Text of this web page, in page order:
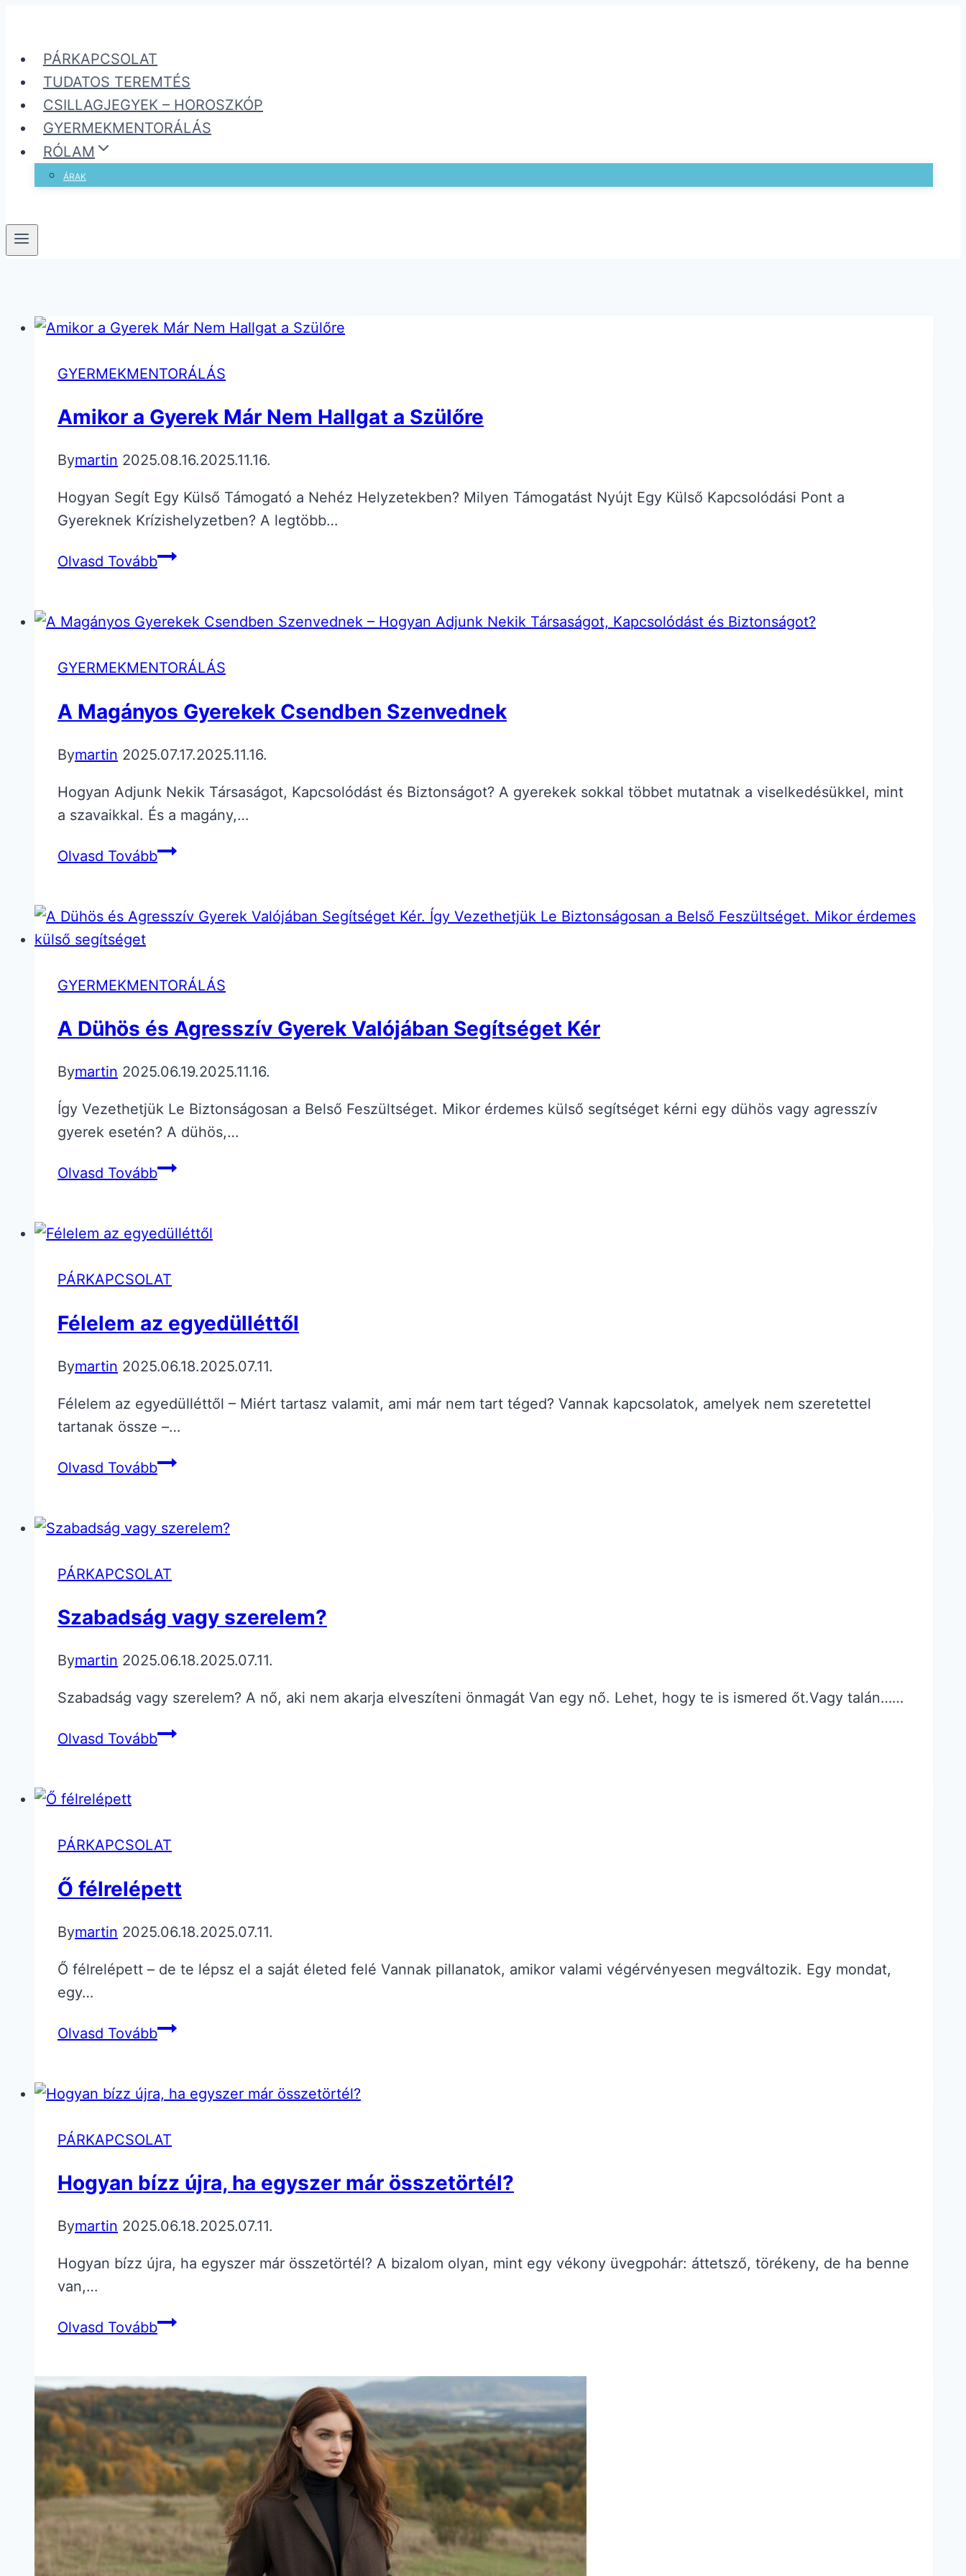
contentPÁRKAPCSOLAT
TUDATOS TEREMTÉS
CSILLAGJEGYEK – HOROSZKÓP
GYERMEKMENTORÁLÁS
RÓLAM
ÁRAK
GYERMEKMENTORÁLÁS
Amikor a Gyerek Már Nem Hallgat a Szülőre
Bymartin 2025.08.16.2025.11.16.
Hogyan Segít Egy Külső Támogató a Nehéz Helyzetekben? Milyen Támogatást Nyújt Egy Külső Kapcsolódási Pont a
Gyereknek Krízishelyzetben? A legtöbb…
Olvasd TovábbAmikor
Már
Hallgat
Szülőre
GYERMEKMENTORÁLÁS
A Magányos Gyerekek Csendben Szenvednek
Bymartin 2025.07.17.2025.11.16.
Hogyan Adjunk Nekik Társaságot, Kapcsolódást és Biztonságot? A gyerekek sokkal többet mutatnak a viselkedésükkel, mint
a szavaikkal. És a magány,…
Olvasd TovábbA
Csendben
GYERMEKMENTORÁLÁS
A Dühös és Agresszív Gyerek Valójában Segítséget Kér
Bymartin 2025.06.19.2025.11.16.
Így Vezethetjük Le Biztonságosan a Belső Feszültséget. Mikor érdemes külső segítséget kérni egy dühös vagy agresszív
gyerek esetén? A dühös,…
Olvasd TovábbA
Agresszív
Valójában
Kér
PÁRKAPCSOLAT
Félelem az egyedülléttől
Bymartin 2025.06.18.2025.07.11.
Félelem az egyedülléttől – Miért tartasz valamit, ami már nem tart téged? Vannak kapcsolatok, amelyek nem szeretettel
tartanak össze –…
Olvasd TovábbFélelem
PÁRKAPCSOLAT
Szabadság vagy szerelem?
Bymartin 2025.06.18.2025.07.11.
Szabadság vagy szerelem? A nő, aki nem akarja elveszíteni önmagát Van egy nő. Lehet, hogy te is ismered őt.Vagy talán……
Olvasd TovábbSzabadság
PÁRKAPCSOLAT
Ő félrelépett
Bymartin 2025.06.18.2025.07.11.
Ő félrelépett – de te lépsz el a saját életed felé Vannak pillanatok, amikor valami végérvényesen megváltozik. Egy mondat,
egy…
Olvasd TovábbŐ
PÁRKAPCSOLAT
Hogyan bízz újra, ha egyszer már összetörtél?
Bymartin 2025.06.18.2025.07.11.
Hogyan bízz újra, ha egyszer már összetörtél? A bizalom olyan, mint egy vékony üvegpohár: áttetsző, törékeny, de ha benne
van,…
Olvasd TovábbHogyan
ha
egyszer
már
összetörtél?